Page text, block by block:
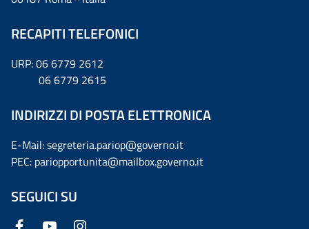
RECAPITI TELEFONICI
URP: 06 6779 2612
06 6779 2615
INDIRIZZI DI POSTA ELETTRONICA
E-Mail: segreteria.pariop@governo.it
PEC: pariopportunita@mailbox.governo.it
SEGUICI SU